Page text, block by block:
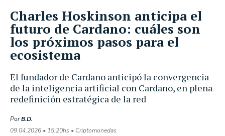
El fundador de Cardano anticipó la convergencia
de la inteligencia artificial con Cardano, en plena
redefinición estratégica de la red
PorB.D.
09.04.2026 • 15:20hs • Criptomonedas
Charles Hoskinson anticipa el
futuro de Cardano: cuáles son
los próximos pasos para el
ecosistema